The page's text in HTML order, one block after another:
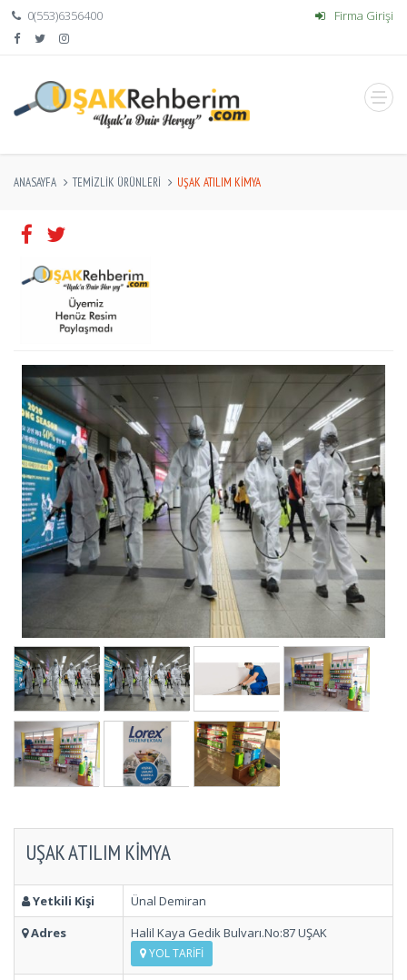
0(553)6356400 Firma Girişi
ANASAYFA TEMIZLIK ÜRÜNLERI UŞAK ATILIM KİMYA
UŞAK ATILIM KİMYA
Yetkili Kişi
Ünal Demiran
Adres
Halil Kaya Gedik Bulvarı.No:87 UŞAK
YOL TARIFI